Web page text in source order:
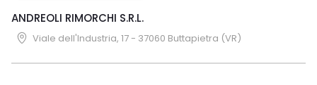
ANDREOLI RIMORCHI S.R.L.
Viale dell'Industria, 17 - 37060 Buttapietra (VR)